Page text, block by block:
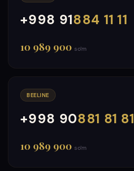
+998 91884 11 11
000
999
10 989 900 so'm
BEELINE
+998 90881 81 81
000
999
10 989 900 so'm